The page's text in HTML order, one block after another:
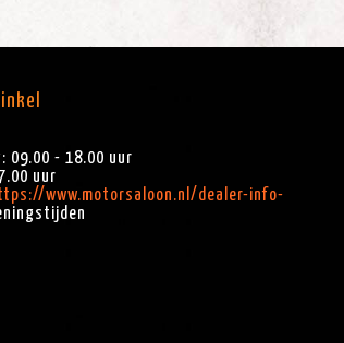
09.00 - 18.00 uur
uur
www.motorsaloon.nl/dealer-info-